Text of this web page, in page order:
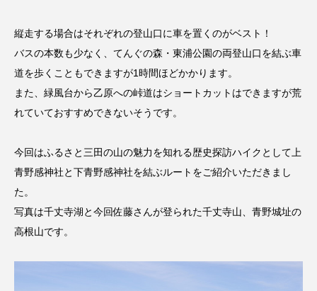
Playground/校庭 ROKKO 森の音ミュージアム
SAKDAC HARMO
SANDA ORGANIC VILLAGE MEETINGのつながるラジオ
SIKIガーデン Autumn Season
縦走する場合はそれぞれの登山口に車を置くのがベスト！
バスの本数も少なく、てんぐの森・東浦公園の両登山口を結ぶ車
道を歩くこともできますが1時間ほどかかります。
また、緑風台から乙原への峠道はショートカットはできますが荒
れていておすすめできないそうです。
今回はふるさと三田の山の魅力を知れる歴史探訪ハイクとして上
青野感神社と下青野感神社を結ぶルートをご紹介いただきまし
た。
写真は千丈寺湖と今回佐藤さんが登られた千丈寺山、青野城址の
高根山です。